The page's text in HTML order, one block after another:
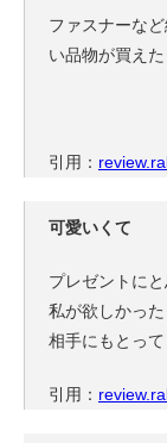
ファスナーな
い品物が買えた
引用：
可愛いくて
プレゼントにと
私が欲しかった
相手にもとって
引用：